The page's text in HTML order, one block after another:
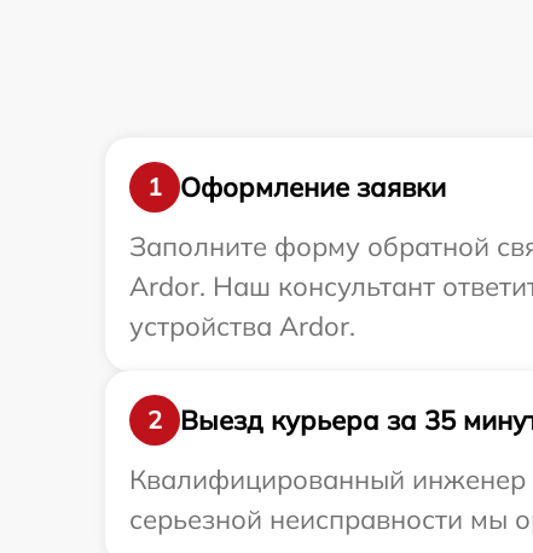
1
Оформление заявки
Заполните форму обратной
Ardor. Наш консультант
устройства Ardor.
2
Выезд курьера за 35
Квалифицированный инженер
серьезной неисправности мы